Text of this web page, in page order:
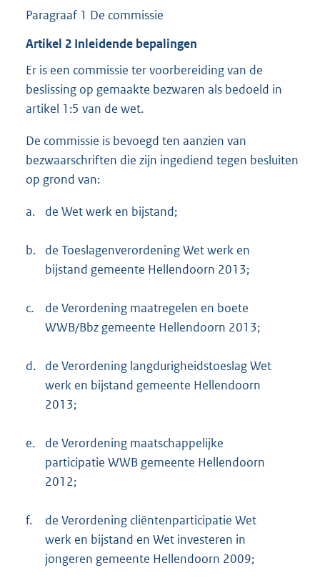
Paragraaf 1 De commissie
Artikel 2 Inleidende bepalingen
Er is een commissie ter voorbereiding van de
beslissing op gemaakte bezwaren als bedoeld in
artikel 1:5 van de wet.
De commissie is bevoegd ten aanzien van
bezwaarschriften die zijn ingediend tegen besluiten
op grond van:
a. de Wet werk en bijstand;
b.
de Toeslagenverordening Wet werk en
bijstand gemeente Hellendoorn 2013;
c.
de Verordening maatregelen en boete
WWB/Bbz gemeente Hellendoorn 2013;
d.
de Verordening langdurigheidstoeslag Wet
werk en bijstand gemeente Hellendoorn
2013;
e.
de Verordening maatschappelijke
participatie WWB gemeente Hellendoorn
2012;
f.
de Verordening cliëntenparticipatie Wet
werk en bijstand en Wet investeren in
jongeren gemeente Hellendoorn 2009;